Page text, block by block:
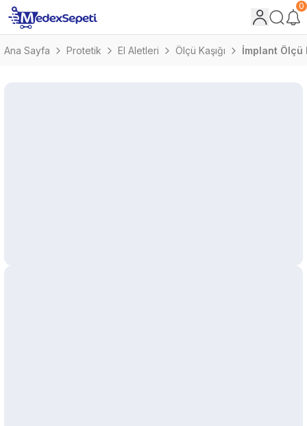
0
Ana Sayfa Protetik El Aletleri Ölçü Kaşığı İmplant Ölçü